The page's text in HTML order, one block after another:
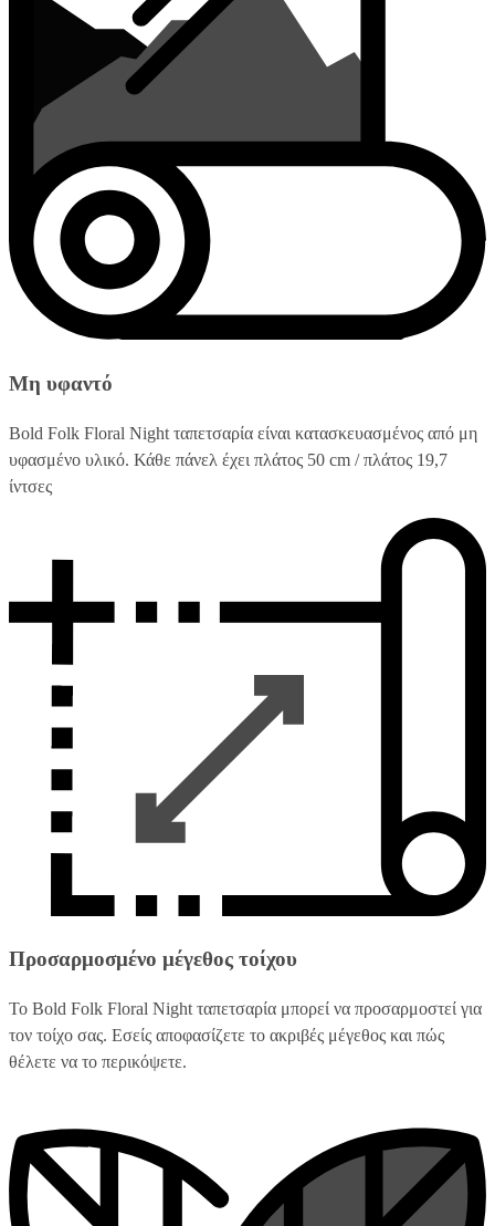
Μη υφαντό
Bold Folk Floral Night ταπετσαρία είναι κατασκευασμένος από μη
υφασμένο υλικό. Κάθε πάνελ έχει πλάτος 50 cm / πλάτος 19,7
ίντσες
Προσαρμοσμένο μέγεθος τοίχου
Το Bold Folk Floral Night ταπετσαρία μπορεί να προσαρμοστεί για
τον τοίχο σας. Εσείς αποφασίζετε το ακριβές μέγεθος και πώς
θέλετε να το περικόψετε.